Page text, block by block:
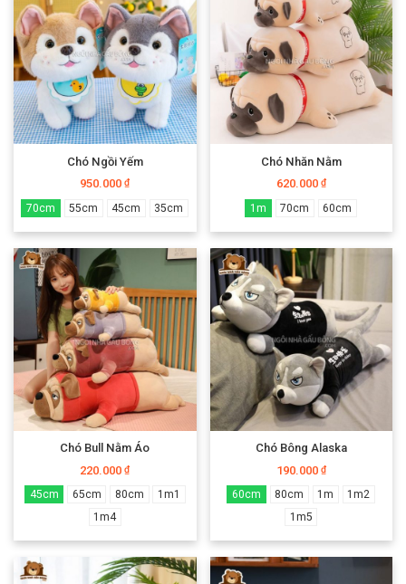
Chó Ngồi Yếm
950.000₫
70cm 55cm 45cm 35cm
Chó Nhăn Nằm
620.000 ₫
1m 70cm 60cm
Chó Bull Nằm Áo
220.000₫
45cm 65cm 80cm
1m1
1m4
Chó Bông Alaska
190.000 ₫
60cm 80cm 1m
1m2
1m5